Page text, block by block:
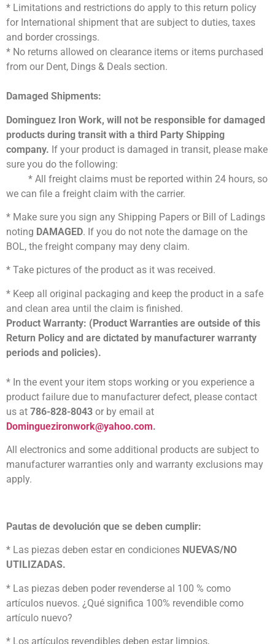
* Limitations and restrictions do apply to this return policy
for International shipment that are subject to duties, taxes
and border crossings.
* No returns allowed on clearance items or items purchased
from our Dent, Dings & Deals section.
Damaged Shipments:
Dominguez Iron Work, will not be responsible for damaged
products during transit with a third Party Shipping
company. If your product is damaged in transit, please make
sure you do the following:
* All freight claims must be reported within 24 hours, so
we can file a freight claim with the carrier.
* Make sure you sign any Shipping Papers or Bill of Ladings
noting DAMAGED. If you do not note the damage on the
BOL, the freight company may deny claim.
* Take pictures of the product as it was received.
* Keep all original packaging and keep the product in a safe
and clean area until the claim is finished.
Product Warranty: (Product Warranties are outside of this
Return Policy and are dictated by manufacturer warranty
periods and policies).
* In the event your item stops working or you experience a
product failure due to manufacturer defect, please contact
us at 786-828-8043 or by email at
Dominguezironwork@yahoo.com.
All electronics and some additional products are subject to
manufacturer warranties only and warranty exclusions may
apply.
Pautas de devolución que se deben cumplir:
* Las piezas deben estar en condiciones NUEVAS/NO
UTILIZADAS.
* Las piezas deben poder revenderse al 100 % como
artículos nuevos. ¿Qué significa 100% revendible como
artículo nuevo?
* Los artículos revendibles deben estar limpios,